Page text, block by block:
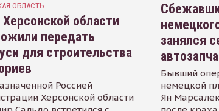
ОБЛАСТЬ
области
передать
для строительства
Россией
Херсонской области
занялся
Бывший
немецкой
Ян